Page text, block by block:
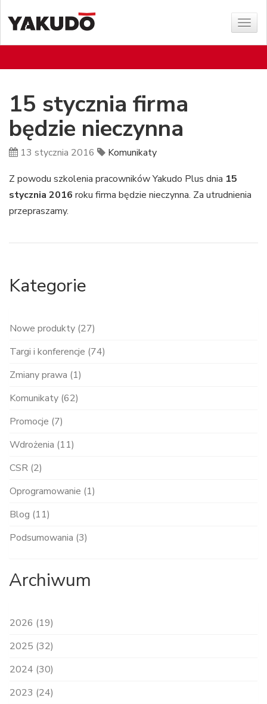
menu
15 stycznia firma
będzie nieczynna
13 stycznia 2016
Komunikaty
Z powodu szkolenia pracowników Yakudo Plus dnia 15
stycznia 2016 roku firma będzie nieczynna. Za utrudnienia
przepraszamy.
Kategorie
Nowe produkty (27)
Targi i konferencje (74)
Zmiany prawa (1)
Komunikaty (62)
Promocje (7)
Wdrożenia (11)
CSR (2)
Oprogramowanie (1)
Blog (11)
Podsumowania (3)
Archiwum
2026 (19)
2025 (32)
2024 (30)
2023 (24)